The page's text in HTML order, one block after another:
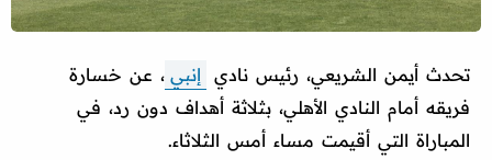
تحدث أيمن الشريعي، رئيس نادي إنبي ، عن خسارة
فريقه أمام النادي الأهلي، بثلاثة أهداف دون رد، في
المباراة التي أقيمت مساء أمس الثلاثاء.